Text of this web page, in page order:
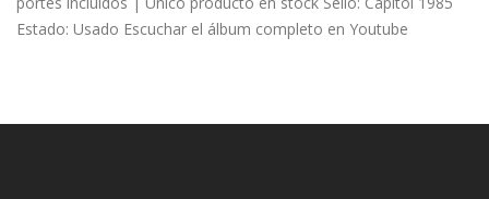
Estado: Usado Escuchar el álbum completo en Youtube